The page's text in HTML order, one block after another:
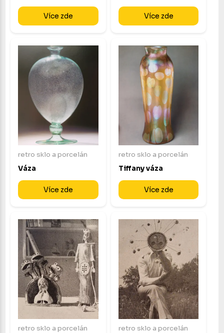
Více zde Více zde
retro sklo a porcelán
Váza
Více zde
retro sklo a porcelán
Tiffany váza
Více zde
retro sklo a porcelán retro sklo a porcelán